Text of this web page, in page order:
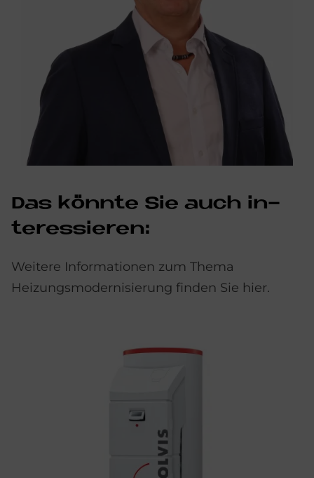
Das könn­te Sie auch in­
ter­es­sie­ren:
Weitere Informationen zum Thema
Heizungsmodernisierung finden Sie hier.